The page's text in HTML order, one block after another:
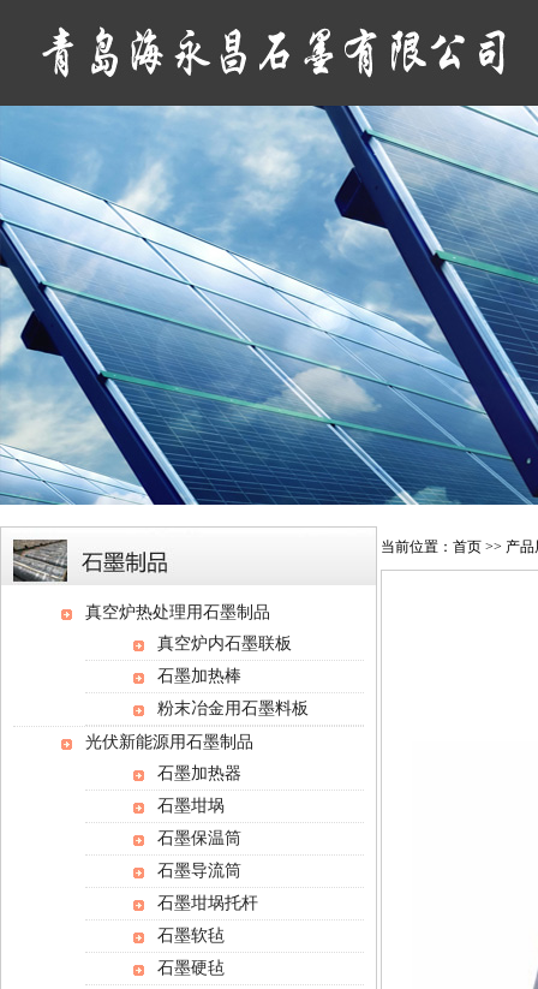
真空炉热处理用石墨制品
真空炉内石墨联板
石墨加热棒
粉末冶金用石墨料板
光伏新能源用石墨制品
石墨加热器
石墨坩埚
石墨保温筒
石墨导流筒
石墨坩埚托杆
石墨软毡
石墨硬毡
当前位置： 首页 >> 产品